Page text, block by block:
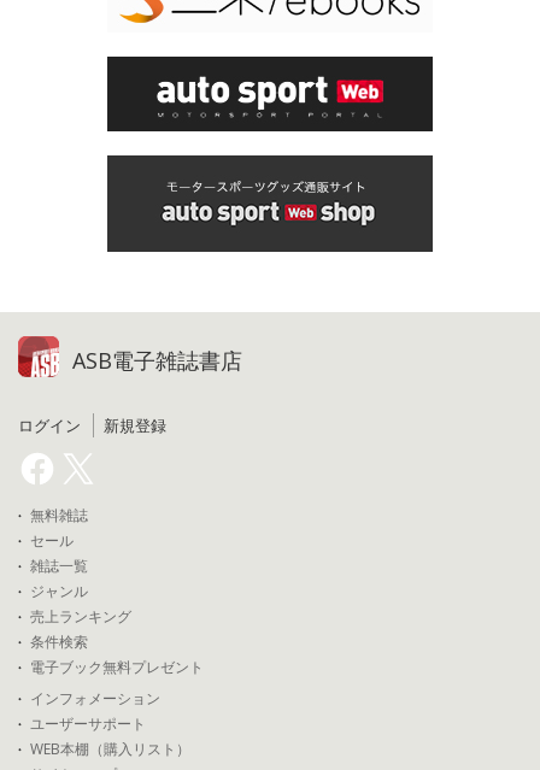
ASB電子雑誌書店
ログイン 新規登録
無料雑誌
セール
雑誌一覧
ジャンル
売上ランキング
条件検索
電子ブック無料プレゼント
インフォメーション
ユーザーサポート
WEB本棚（購入リスト）